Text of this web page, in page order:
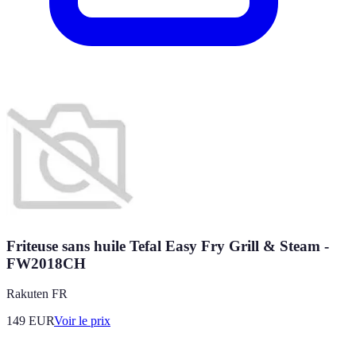
Friteuse sans huile Tefal Easy Fry Grill & Steam -
FW2018CH
Rakuten FR
149 EURVoir le prix